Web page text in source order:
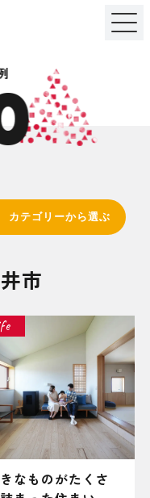
カテゴリーから選ぶ
市
なものがたくさ